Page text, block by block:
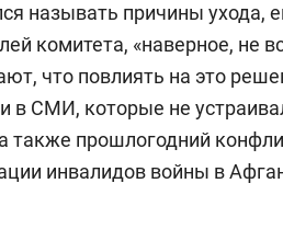
называть причины ухода,
комитета, «наверное, не
что повлиять на это
в СМИ, которые не
также прошлогодний
инвалидов войны в
какой будет
в ЖК «Нова»
с